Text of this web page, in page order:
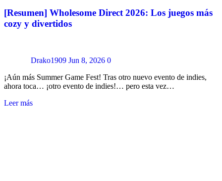
[Resumen] Wholesome Direct 2026: Los juegos más
cozy y divertidos
Drako1909 Jun 8, 2026 0
¡Aún más Summer Game Fest! Tras otro nuevo evento de indies,
ahora toca… ¡otro evento de indies!… pero esta vez…
Leer más